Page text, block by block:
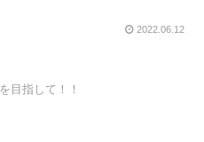
2022.06.12
目指して！！